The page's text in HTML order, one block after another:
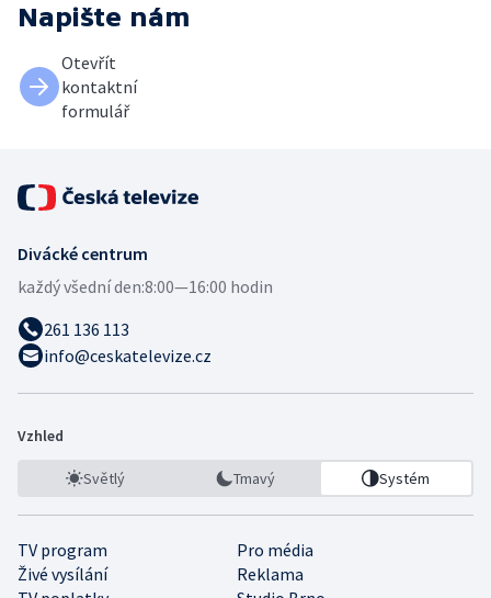
Napište nám
Otevřít
kontaktní
formulář
Divácké centrum
každý všední den:8:00—16:00 hodin
261 136 113
info@ceskatelevize.cz
Vzhled
Světlý Tmavý Systém
TV program
Pro média
Živé vysílání
Reklama